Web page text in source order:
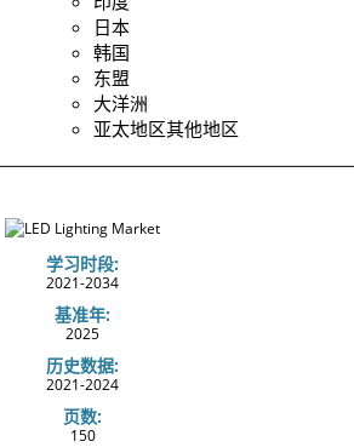
日本
韩国
东盟
大洋洲
亚太地区其他地区
学习时段:
2021-2034
基准年:
2025
历史数据:
2021-2024
页数:
150